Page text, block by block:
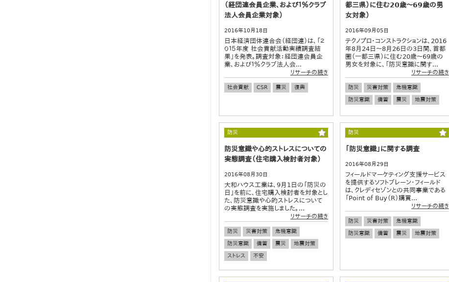
（経団連会員企業、および１％クラブ
法人会員企業対象）
2016年10月18日
日本経済団体連合会（経団連）は、「２
０１５年度 社会貢献活動実績調査結
果」を発表。調査対象：経団連会員企
業、および１％クラブ法人会...
リサーチの続き
社会貢献 CSR 震災 復興
都三県）に住む20歳～69歳の男
女対象）
2016年09月05日
テクノプロ・コンストラクションは、2016
年8月24日～8月26日の3日間、首都
圏（一都三県）に住む20歳～69歳の
男女を対象に、「防災意識に関す...
リサーチの続き
防災 災害対策
危機意識
防災意識
備蓄 震災 地震対策
防災
防災意識や心的ストレスについての
実態調査（住宅購入検討者対象）
2016年08月30日
大和ハウス工業は、9月1日の「防災の
日」を前に、住宅購入検討者を対象とし
た、防災意識や心的ストレスについて
の実態調査を実施しました。...
リサーチの続き
防災 災害対策
危機意識
防災意識
備蓄 震災
地震対策
ストレス
不安
防災
「防災意識」に関する調査
2016年08月29日
フィールドマーケティング支援サービス
を提供するソフトブレーン・フィールド
は、クレディセゾンとの共同事業である
「Point of Buy（R）購買...
リサーチの続き
防災 災害対策
危機意識
防災意識
備蓄 震災 地震対策